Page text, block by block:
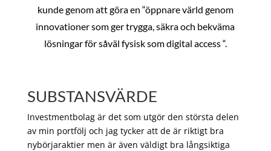
kunde genom att göra en “öppnare värld genom
innovationer som ger trygga, säkra och bekväma
lösningar för såväl fysisk som digital access “.
SUBSTANSVÄRDE
Investmentbolag är det som utgör den största delen
av min portfölj och jag tycker att de är riktigt bra
nybörjaraktier men är även väldigt bra långsiktiga